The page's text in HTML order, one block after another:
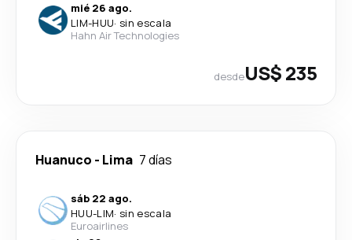
mié 26 ago.
LIM-HUU· sin escala
Hahn Air Technologies
desdeUS$ 235
Huanuco - Lima 7 días
sáb 22 ago.
HUU-LIM· sin escala
Euroairlines